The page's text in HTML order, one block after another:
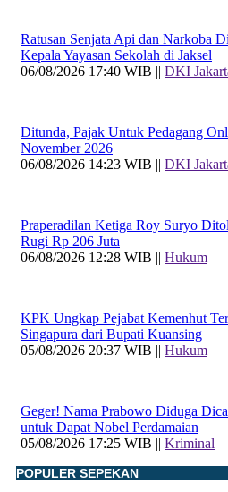
Ratusan Senjata Api dan Narkoba
Kepala Yayasan Sekolah di Jaksel
06/08/2026 17:40 WIB || DKI
Ditunda, Pajak Untuk Pedagang
November 2026
06/08/2026 14:23 WIB || DKI
Praperadilan Ketiga Roy Suryo
Rugi Rp 206 Juta
06/08/2026 12:28 WIB || Hukum
KPK Ungkap Pejabat Kemenhut
Singapura dari Bupati Kuansing
05/08/2026 20:37 WIB || Hukum
Geger! Nama Prabowo Diduga
untuk Dapat Nobel Perdamaian
05/08/2026 17:25 WIB || Kriminal
POPULER SEPEKAN